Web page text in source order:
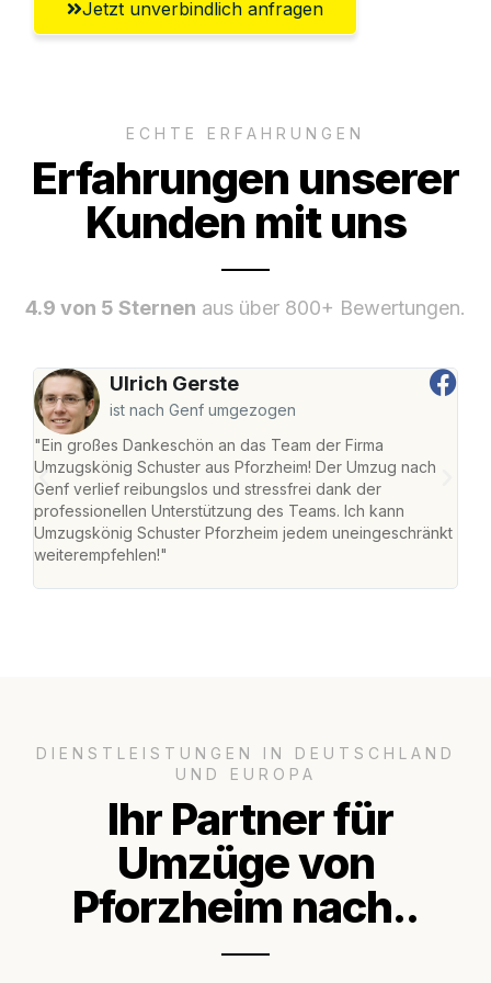
Jetzt unverbindlich anfragen
ECHTE ERFAHRUNGEN
Erfahrungen unserer
Kunden mit uns
4.9 von 5 Sternen aus über 800+ Bewertungen.
Ulrich Gerste
ist nach Genf umgezogen
"Ein großes Dankeschön an das Team der Firma
Umzugskönig Schuster aus Pforzheim! Der Umzug nach
Genf verlief reibungslos und stressfrei dank der
professionellen Unterstützung des Teams. Ich kann
Umzugskönig Schuster Pforzheim jedem uneingeschränkt
weiterempfehlen!"
DIENSTLEISTUNGEN IN DEUTSCHLAND
UND EUROPA
Ihr Partner für
Umzüge von
Pforzheim nach..